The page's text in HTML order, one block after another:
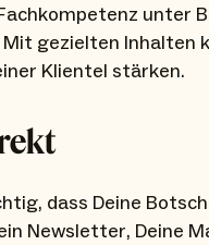
unter
gezielten Inhalten
Klientel stärken.
dass Deine
Newsletter, Deine